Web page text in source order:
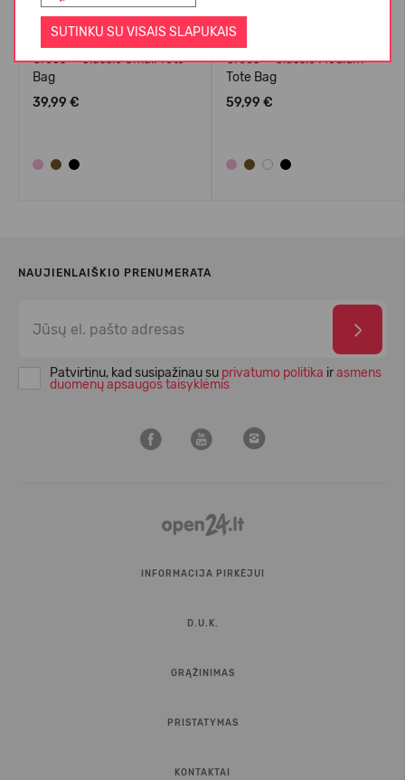
SUTINKU SU VISAIS SLAPUKAIS
Crocs™ Classic Small Tote
Bag
39,99 €
Crocs™ Classic Medium
Tote Bag
59,99 €
NAUJIENLAIŠKIO PRENUMERATA
Patvirtinu, kad susipažinau su privatumo politika irasmens
duomenų apsaugos taisyklėmis
INFORMACIJA PIRKĖJUI
D.U.K.
GRĄŽINIMAS
PRISTATYMAS
KONTAKTAI